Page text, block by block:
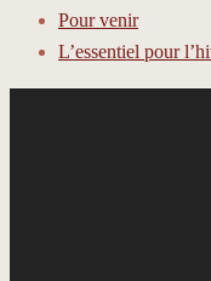
Pour venir
L’essentiel pour